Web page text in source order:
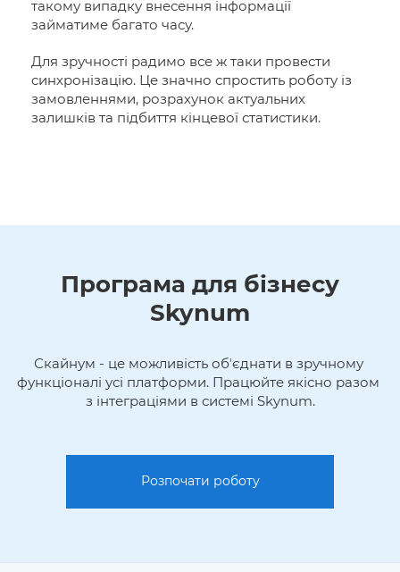
такому випадку внесення інформації
займатиме багато часу.
Для зручності радимо все ж таки провести
синхронізацію. Це значно спростить роботу із
замовленнями, розрахунок актуальних
залишків та підбиття кінцевої статистики.
Програма для бізнесу
Skynum
Скайнум - це можливість обʼєднати в зручному
функціоналі усі платформи. Працюйте якісно разом
з інтеграціями в системі Skynum.
Розпочати роботу